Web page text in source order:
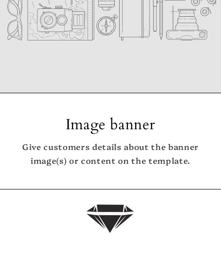
Image banner
Give customers details about the banner
image(s) or content on the template.